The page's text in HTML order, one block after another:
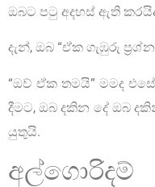
ඔබට පටු අදහස් ඇති
දැන්, ඔබ “ඒක ගැඹුරු
“ඔව් ඒක තමයි” මමද
දීමට, ඔබ දකින දේ ඔබ
යුතුයි.
අල්ගොරිදම්